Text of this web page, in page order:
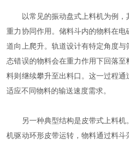
以常见的振动盘式上料机为例，
重力协同作用。储料斗内的物料在
道向上爬升。轨道设计有特定角度
态错误的物料会在重力作用下回落
料则继续攀升至出料口。这一过程
适应不同物料的输送速度需求。
另一种典型结构是皮带式上料机
机驱动环形皮带运转，物料通过料